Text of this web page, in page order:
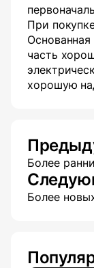
При
часть
хорошую
Более
Более